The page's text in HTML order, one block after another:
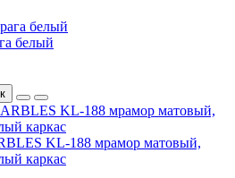
белый
KL-188 мрамор матовый,
каркас